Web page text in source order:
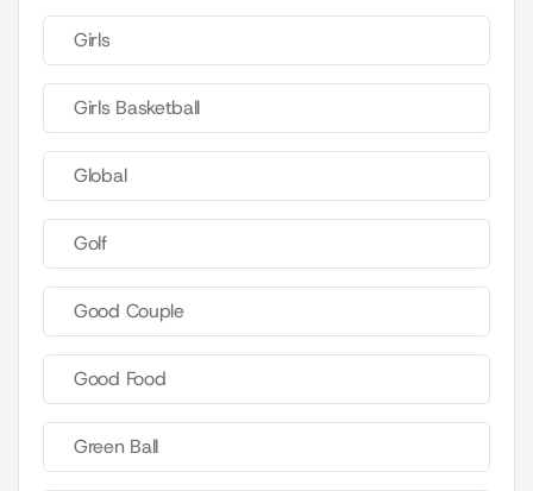
Girls
Girls Basketball
Global
Golf
Good Couple
Good Food
Green Ball